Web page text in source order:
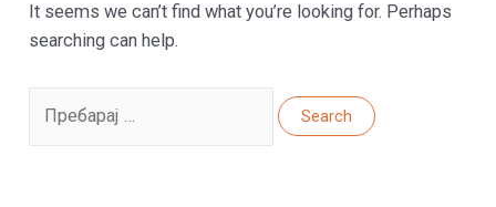
It seems we can’t find what you’re looking for. Perhaps
searching can help.